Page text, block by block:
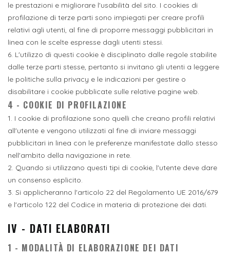
le prestazioni e migliorare l'usabilità del sito. I cookies di
profilazione di terze parti sono impiegati per creare profili
relativi agli utenti, al fine di proporre messaggi pubblicitari in
linea con le scelte espresse dagli utenti stessi.
6. L'utilizzo di questi cookie è disciplinato dalle regole stabilite
dalle terze parti stesse, pertanto si invitano gli utenti a leggere
le politiche sulla privacy e le indicazioni per gestire o
disabilitare i cookie pubblicate sulle relative pagine web.
4 - COOKIE DI PROFILAZIONE
1. I cookie di profilazione sono quelli che creano profili relativi
all'utente e vengono utilizzati al fine di inviare messaggi
pubblicitari in linea con le preferenze manifestate dallo stesso
nell'ambito della navigazione in rete.
2. Quando si utilizzano questi tipi di cookie, l'utente deve dare
un consenso esplicito.
3. Si applicheranno l'articolo 22 del Regolamento UE 2016/679
e l'articolo 122 del Codice in materia di protezione dei dati.
IV - DATI ELABORATI
1 - MODALITÀ DI ELABORAZIONE DEI DATI